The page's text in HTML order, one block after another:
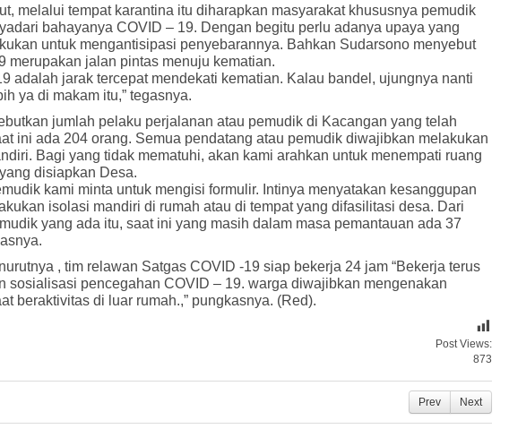
melalui tempat karantina itu diharapkan masyarakat khususnya pemudik
bahayanya COVID – 19. Dengan begitu perlu adanya upaya yang
untuk mengantisipasi penyebarannya. Bahkan Sudarsono menyebut
merupakan jalan pintas menuju kematian.
adalah jarak tercepat mendekati kematian. Kalau bandel, ujungnya nanti
ya di makam itu,” tegasnya.
jumlah pelaku perjalanan atau pemudik di Kacangan yang telah
ini ada 204 orang. Semua pendatang atau pemudik diwajibkan melakukan
Bagi yang tidak mematuhi, akan kami arahkan untuk menempati ruang
disiapkan Desa.
kami minta untuk mengisi formulir. Intinya menyatakan kesanggupan
isolasi mandiri di rumah atau di tempat yang difasilitasi desa. Dari
yang ada itu, saat ini yang masih dalam masa pemantauan ada 37
, tim relawan Satgas COVID -19 siap bekerja 24 jam “Bekerja terus
sosialisasi pencegahan COVID – 19. warga diwajibkan mengenakan
beraktivitas di luar rumah.,” pungkasnya. (Red).
Post Views:
873
Prev Next